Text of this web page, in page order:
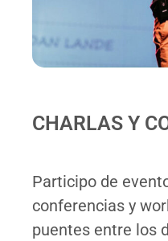
CHARLAS Y
Participo de
conferencias y
puentes entre los